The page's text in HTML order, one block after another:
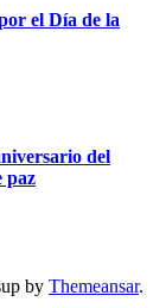
el Día de la
del
paz
by Themeansar.